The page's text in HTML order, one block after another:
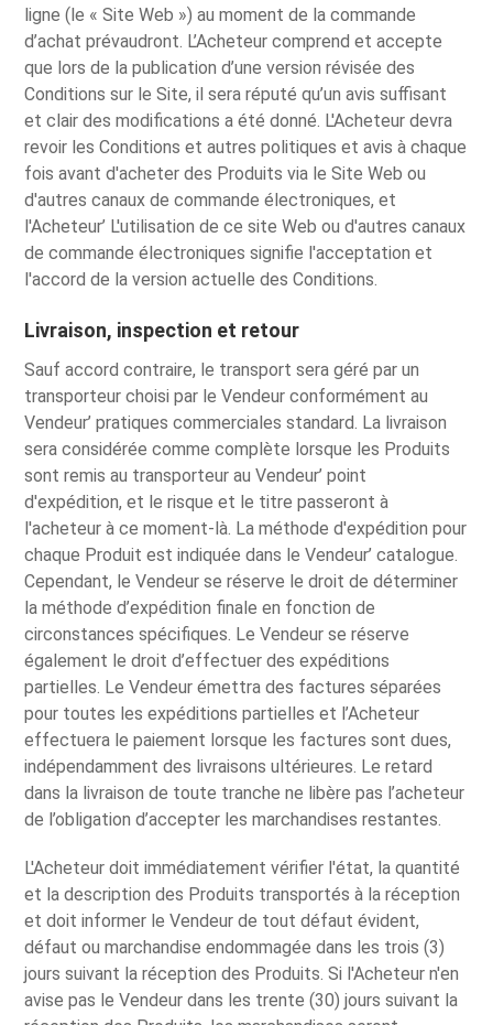
ligne (le « Site Web ») au moment de la commande
d’achat prévaudront. L’Acheteur comprend et accepte
que lors de la publication d’une version révisée des
Conditions sur le Site, il sera réputé qu’un avis suffisant
et clair des modifications a été donné. L'Acheteur devra
revoir les Conditions et autres politiques et avis à chaque
fois avant d'acheter des Produits via le Site Web ou
d'autres canaux de commande électroniques, et
l'Acheteur’ L'utilisation de ce site Web ou d'autres canaux
de commande électroniques signifie l'acceptation et
l'accord de la version actuelle des Conditions.
Livraison, inspection et retour
Sauf accord contraire, le transport sera géré par un
transporteur choisi par le Vendeur conformément au
Vendeur’ pratiques commerciales standard. La livraison
sera considérée comme complète lorsque les Produits
sont remis au transporteur au Vendeur’ point
d'expédition, et le risque et le titre passeront à
l'acheteur à ce moment-là. La méthode d'expédition pour
chaque Produit est indiquée dans le Vendeur’ catalogue.
Cependant, le Vendeur se réserve le droit de déterminer
la méthode d’expédition finale en fonction de
circonstances spécifiques. Le Vendeur se réserve
également le droit d’effectuer des expéditions
partielles. Le Vendeur émettra des factures séparées
pour toutes les expéditions partielles et l’Acheteur
effectuera le paiement lorsque les factures sont dues,
indépendamment des livraisons ultérieures. Le retard
dans la livraison de toute tranche ne libère pas l’acheteur
de l’obligation d’accepter les marchandises restantes.
L'Acheteur doit immédiatement vérifier l'état, la quantité
et la description des Produits transportés à la réception
et doit informer le Vendeur de tout défaut évident,
défaut ou marchandise endommagée dans les trois (3)
jours suivant la réception des Produits. Si l'Acheteur n'en
avise pas le Vendeur dans les trente (30) jours suivant la